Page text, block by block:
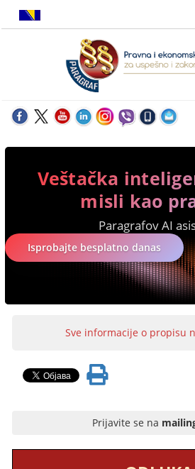
Veštačka
misli kao
Paragrafov AI
Isprobajte besplatno danas
Sve informacije o propisu
Prijavite se na